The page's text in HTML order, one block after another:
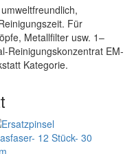
Für
Metallfilter usw. 1–
Reinigungskonzentrat EM-
Kategorie.